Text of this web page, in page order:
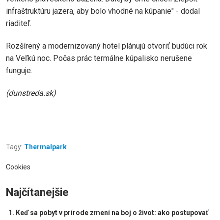
infraštruktúru jazera, aby bolo vhodné na kúpanie" - dodal
riaditeľ.
Rozšírený a modernizovaný hotel plánujú otvoriť budúci rok
na Veľkú noc. Počas prác termálne kúpalisko nerušene
funguje.
(dunstreda.sk)
Tagy: Thermalpark
Cookies
Najčítanejšie
Keď sa pobyt v prírode zmení na boj o život: ako postupovať